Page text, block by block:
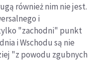
również nim nie jest.
i
"zachodni" punkt
i Wschodu są nie
"z powodu zgubnych